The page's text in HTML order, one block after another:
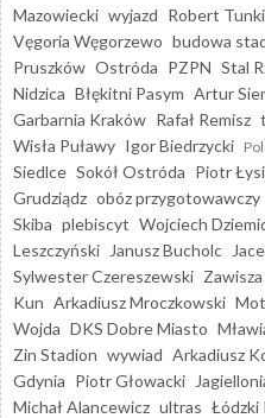
Mazowiecki wyjazd Robert
Vęgoria Węgorzewo budowa
Pruszków Ostróda PZPN Stal
Nidzica Błękitni Pasym Artur
Garbarnia Kraków Rafał Remisz
Wisła Puławy Igor Biedrzycki
Siedlce Sokół Ostróda Piotr
Grudziądz obóz przygotowawczy
Skiba plebiscyt Wojciech
Leszczyński
Janusz Bucholc
Sylwester Czereszewski
Kun Arkadiusz Mroczkowski
Wojda DKS Dobre Miasto
Zin Stadion wywiad Arkadiusz
Gdynia Piotr Głowacki
Michał Alancewicz ultras Łódzki